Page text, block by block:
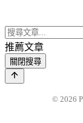
推薦文章
關閉搜尋
© 2026